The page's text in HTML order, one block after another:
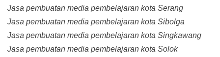
Jasa pembuatan media pembelajaran kota Serang
Jasa pembuatan media pembelajaran kota Sibolga
Jasa pembuatan media pembelajaran kota Singkawang
Jasa pembuatan media pembelajaran kota Solok